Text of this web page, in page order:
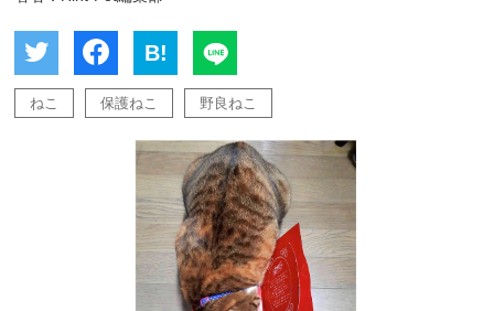
B!
ねこ 保護ねこ 野良ねこ